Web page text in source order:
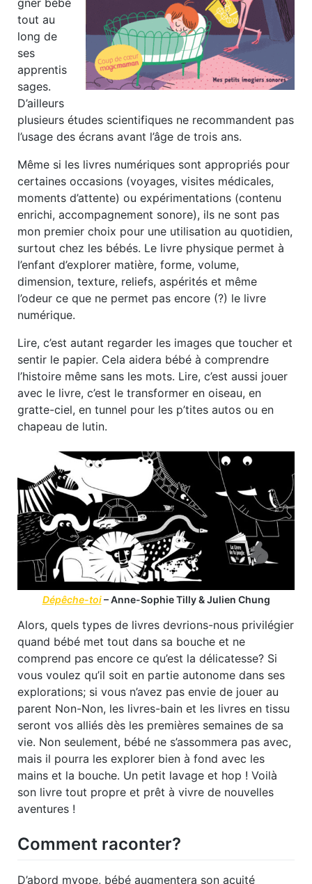
tout au
long de
ses
apprentis
sages.
D’ailleurs
plusieurs études scientifiques ne recommandent pas
l’usage des écrans avant l’âge de trois ans.
Même si les livres numériques sont appropriés pour
certaines occasions (voyages, visites médicales,
moments d’attente) ou expérimentations (contenu
enrichi, accompagnement sonore), ils ne sont pas
mon premier choix pour une utilisation au quotidien,
surtout chez les bébés. Le livre physique permet à
l’enfant d’explorer matière, forme, volume,
dimension, texture, reliefs, aspérités et même
l’odeur ce que ne permet pas encore (?) le livre
numérique.
Lire, c’est autant regarder les images que toucher et
sentir le papier. Cela aidera bébé à comprendre
l’histoire même sans les mots. Lire, c’est aussi jouer
avec le livre, c’est le transformer en oiseau, en
gratte-ciel, en tunnel pour les p’tites autos ou en
chapeau de lutin.
Dépêche-toi – Anne-Sophie Tilly & Julien Chung
Alors, quels types de livres devrions-nous privilégier
quand bébé met tout dans sa bouche et ne
comprend pas encore ce qu’est la délicatesse? Si
vous voulez qu’il soit en partie autonome dans ses
explorations; si vous n’avez pas envie de jouer au
parent Non-Non, les livres-bain et les livres en tissu
seront vos alliés dès les premières semaines de sa
vie. Non seulement, bébé ne s’assommera pas avec,
mais il pourra les explorer bien à fond avec les
mains et la bouche. Un petit lavage et hop ! Voilà
son livre tout propre et prêt à vivre de nouvelles
aventures !
Comment raconter?
D’abord myope, bébé augmentera son acuité